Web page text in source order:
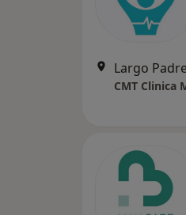
CMT Clinica